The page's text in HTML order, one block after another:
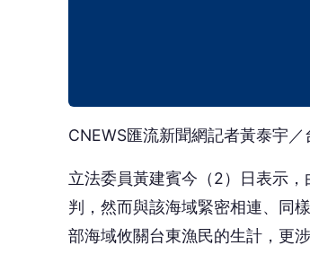
CNEWS匯流新聞網記者黃泰宇／
立法委員黃建賓今（2）日表示
判，然而與該海域緊密相連、同
部海域攸關台東漁民的生計，更